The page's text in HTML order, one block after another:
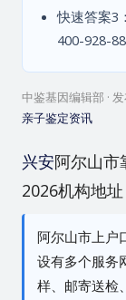
快速答案3
400-928-
中鉴基因编辑部 ·
亲子鉴定资讯
兴安阿尔山市
2026机构地址
阿尔山市上户
设有多个服务
样、邮寄送检